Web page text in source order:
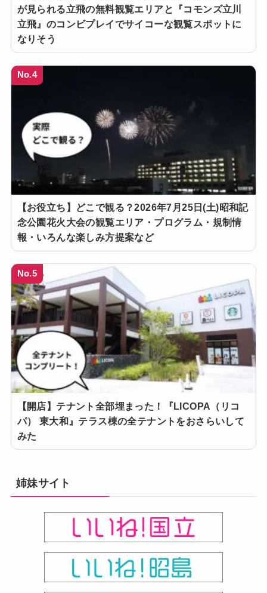
が見られる立飛の無料観覧エリアと『コモンズ立川
立飛』のコンビプレイでサイコーな観覧スポットに
なりそう
No.4
【お役立ち】どこで観る？2026年7月25日(土)昭和記
念公園花火大会の観覧エリア・プログラム・規制情
報・いろんな楽しみ方提案など
No.5
【開店】テナント全部埋まった！『LICOPA（リコ
パ） 東大和』テラス棟の全テナントをおさらいして
みた
姉妹サイト